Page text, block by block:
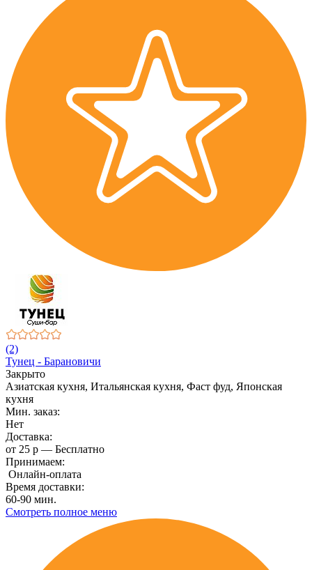
(2)
Тунец - Барановичи
Закрыто
Азиатская кухня, Итальянская кухня, Фаст фуд, Японская
кухня
Мин. заказ:
Нет
Доставка:
от 25 р — Бесплатно
Принимаем:
Онлайн-оплата
Время доставки:
60-90 мин.
Смотреть полное меню